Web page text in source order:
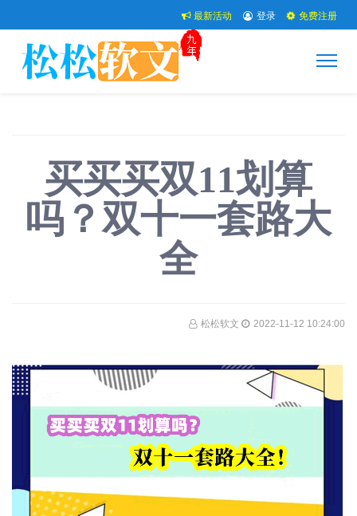
最新活动 登录 免费注册
买买买双11划算
吗？双十一套路大
全
松松软文 2022-11-12 10:24:00